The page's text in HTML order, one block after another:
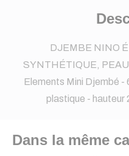
DJEMBE NINO
SYNTHÉTIQUE,
Elements Mini Djembé -
plastique - hauteur
Dans la même